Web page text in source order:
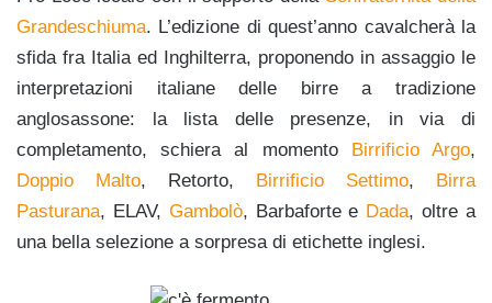
Grandeschiuma. L’edizione di quest’anno cavalcherà la
sfida fra Italia ed Inghilterra, proponendo in assaggio le
interpretazioni italiane delle birre a tradizione
anglosassone: la lista delle presenze, in via di
completamento, schiera al momento
Birrificio Argo,
Doppio Malto, Retorto, Birrificio Settimo,
Birra
Pasturana, ELAV, Gambolò, Barbaforte e Dada, oltre a
una bella selezione a sorpresa di etichette inglesi.